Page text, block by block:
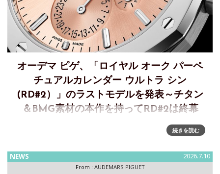
オーデマ ピゲ、「ロイヤル オーク パーペ
チュアルカレンダー ウルトラ シン
(RD#2）」のラストモデルを発表～チタン
＆BMG素材の本作を持ってRD#2は終幕
オーデマ ピゲ、ロイヤル オーク パーペチュアルカレンダー
ウルトラ シン(RD#2）ラストモデルを発表オーデマ ピゲは、
ったリファレンスの最終章を飾る、41mmの「ロイヤル オー
ク
続きを読む
NEWS 2026.7.10
From : AUDEMARS PIGUET